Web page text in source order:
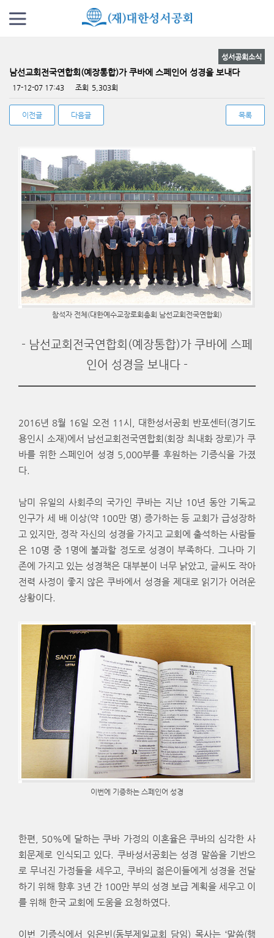
성서공회소식
남선교회전국연합회(예장통합)가 쿠바에 스페인어 성경을 보내다
페이지 정보
17-12-07 17:43 조회 5,303회
이전글 다음글 목록
참석자 전체(대한예수교장로회총회 남선교회전국연합회)
- 남선교회전국연합회(예장통합)가 쿠바에 스페
인어 성경을 보내다 -
2016년 8월 16일 오전 11시, 대한성서공회 반포센터(경기도
용인시 소재)에서 남선교회전국연합회(회장 최내화 장로)가 쿠
바를 위한 스페인어 성경 5,000부를 후원하는 기증식을 가졌
다.
남미 유일의 사회주의 국가인 쿠바는 지난 10년 동안 기독교
인구가 세 배 이상(약 100만 명) 증가하는 등 교회가 급성장하
고 있지만, 정작 자신의 성경을 가지고 교회에 출석하는 사람들
은 10명 중 1명에 불과할 정도로 성경이 부족하다. 그나마 기
존에 가지고 있는 성경책은 대부분이 너무 낡았고, 글씨도 작아
전력 사정이 좋지 않은 쿠바에서 성경을 제대로 읽기가 어려운
상황이다.
이번에 기증하는 스페인어 성경
한편, 50%에 달하는 쿠바 가정의 이혼율은 쿠바의 심각한 사
회문제로 인식되고 있다. 쿠바성서공회는 성경 말씀을 기반으
로 무너진 가정들을 세우고, 쿠바의 젊은이들에게 성경을 전달
하기 위해 향후 3년 간 100만 부의 성경 보급 계획을 세우고 이
를 위해 한국 교회에 도움을 요청하였다.
이번 기증식에서 임은빈(동부제일교회 담임) 목사는 ‘말씀(행